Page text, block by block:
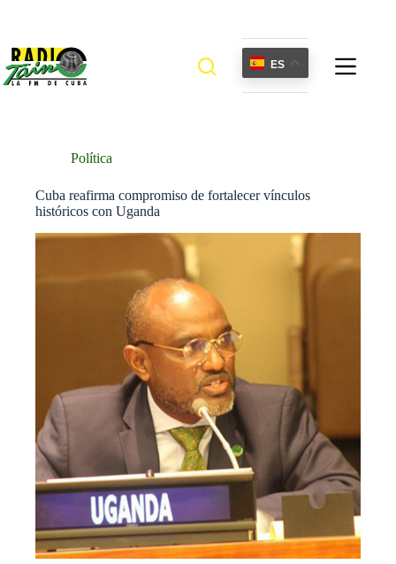
ES
Política
Cuba reafirma compromiso de fortalecer vínculos
históricos con Uganda